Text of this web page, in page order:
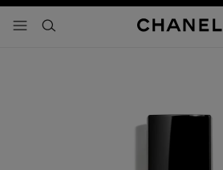
- navegación principal
buscar